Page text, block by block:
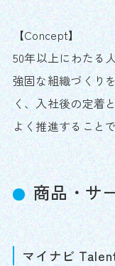
【Concept】
50年以上にわたる
強固な組織づくり
く、入社後の定着
よく推進すること
商品・サ
マイナビ